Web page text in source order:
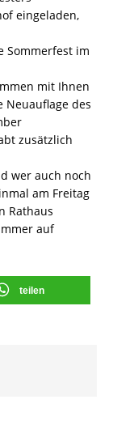
eingeladen,
Sommerfest im
mit Ihnen
Neuauflage des
zusätzlich
wer auch noch
am Freitag
Rathaus
auf
teilen